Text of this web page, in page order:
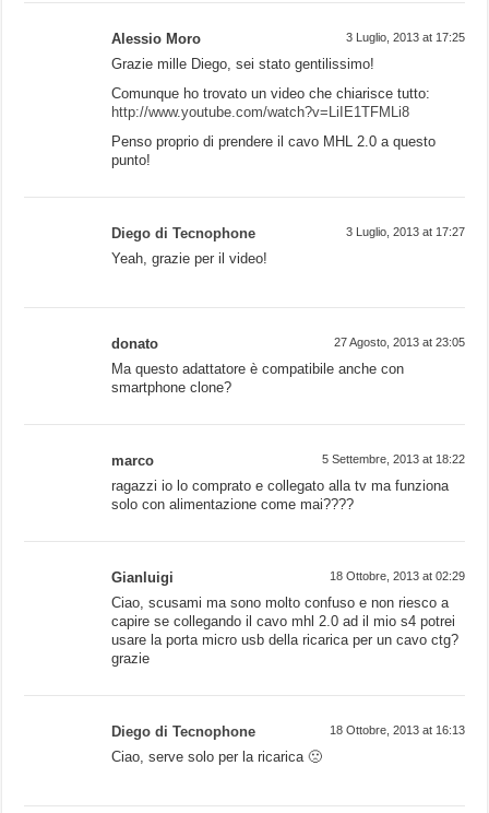
Alessio Moro 3 Luglio, 2013 at 17:25
Grazie mille Diego, sei stato gentilissimo!
Comunque ho trovato un video che chiarisce tutto:
http://www.youtube.com/watch?v=LiIE1TFMLi8
Penso proprio di prendere il cavo MHL 2.0 a questo
punto!
Diego di Tecnophone 3 Luglio, 2013 at 17:27
Yeah, grazie per il video!
donato 27 Agosto, 2013 at 23:05
Ma questo adattatore è compatibile anche con
smartphone clone?
marco 5 Settembre, 2013 at 18:22
ragazzi io lo comprato e collegato alla tv ma funziona
solo con alimentazione come mai????
Gianluigi 18 Ottobre, 2013 at 02:29
Ciao, scusami ma sono molto confuso e non riesco a
capire se collegando il cavo mhl 2.0 ad il mio s4 potrei
usare la porta micro usb della ricarica per un cavo ctg?
grazie
Diego di Tecnophone 18 Ottobre, 2013 at 16:13
Ciao, serve solo per la ricarica 🙁